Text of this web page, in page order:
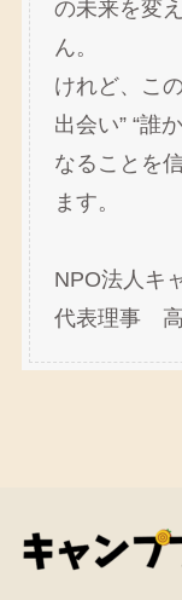
の未来を変
ん。
けれど、こ
出会い” “誰
なることを
ます。
NPO法人キ
代表理事